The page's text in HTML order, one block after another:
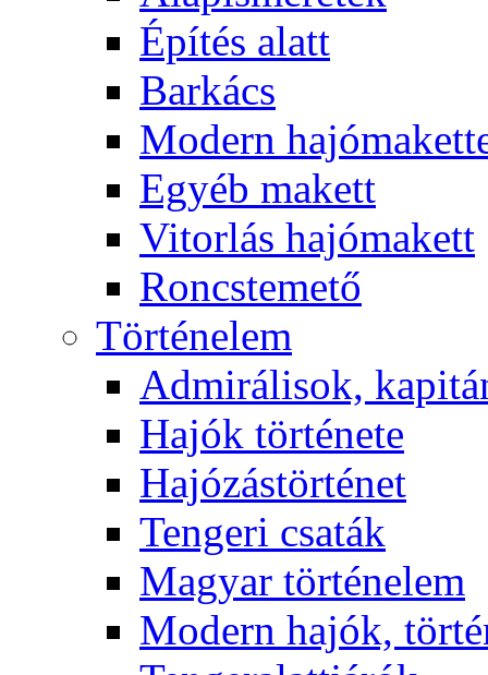
Építés alatt
Barkács
Modern
Egyéb makett
Vitorlás hajómakett
Roncstemető
Történelem
Admirálisok,
Hajók története
Hajózástörténet
Tengeri csaták
Magyar történelem
Modern hajók,